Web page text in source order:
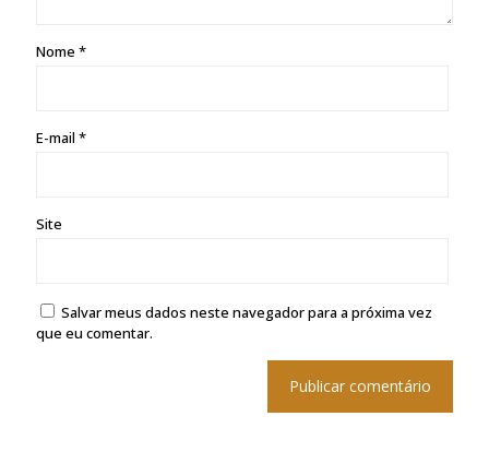
Nome *
E-mail *
Site
Salvar meus dados neste navegador para a próxima vez
que eu comentar.